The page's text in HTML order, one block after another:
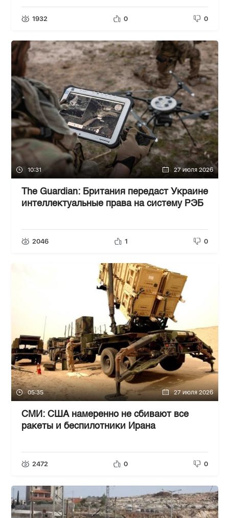
1932 0 0
10:31 27 июля 2026
The Guardian: Британия передаст Украине
интеллектуальные права на систему РЭБ
2046 1 0
05:35 27 июля 2026
СМИ: США намеренно не сбивают все
ракеты и беспилотники Ирана
2472 0 0